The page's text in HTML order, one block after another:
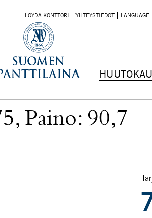
LÖYDÄ KONTTORI YHTEYSTIEDOT LANGUAGE
Paino: 90,7